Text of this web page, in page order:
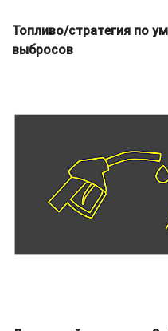
Топливо/стратегия по
выбросов